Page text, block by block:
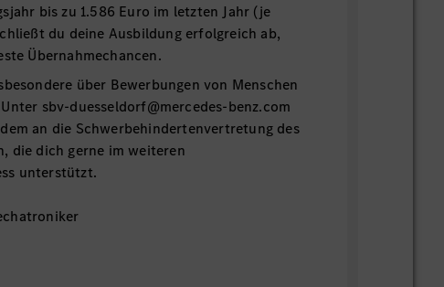
bis zu 1.586 Euro im letzten Jahr (je
du deine Ausbildung erfolgreich ab,
Übernahmechancen.
über Bewerbungen von Menschen
sbv-duesseldorf@mercedes-benz.com
an die Schwerbehindertenvertretung des
die dich gerne im weiteren
unterstützt.